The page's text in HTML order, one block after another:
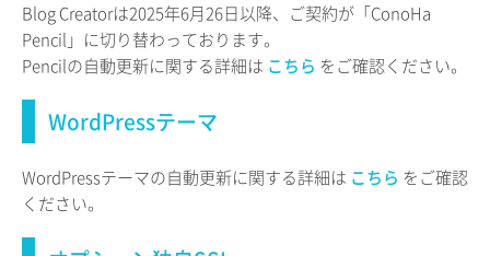
Blog Creatorは2025年6月26日以降、ご契約が「ConoHa
Pencil」に切り替わっております。
Pencilの自動更新に関する詳細は こちら をご確認ください。
WordPressテーマ
WordPressテーマの自動更新に関する詳細は こちら をご確認
ください。